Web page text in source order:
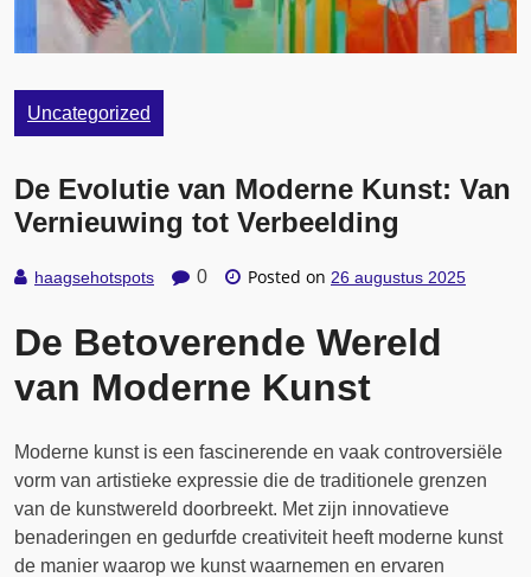
Uncategorized
De Evolutie van Moderne Kunst: Van
Vernieuwing tot Verbeelding
haagsehotspots 0 Posted on 26 augustus 2025
De Betoverende Wereld
van Moderne Kunst
Moderne kunst is een fascinerende en vaak controversiële
vorm van artistieke expressie die de traditionele grenzen
van de kunstwereld doorbreekt. Met zijn innovatieve
benaderingen en gedurfde creativiteit heeft moderne kunst
de manier waarop we kunst waarnemen en ervaren